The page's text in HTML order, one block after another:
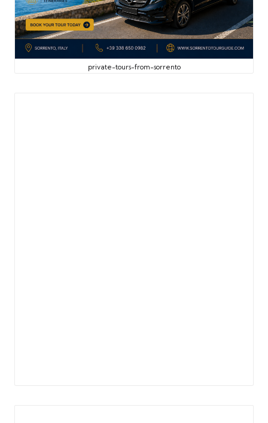
private-tours-from-sorrento